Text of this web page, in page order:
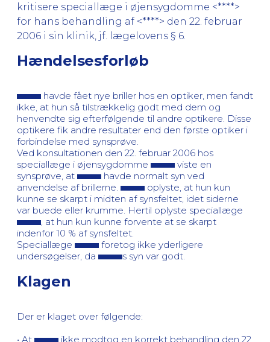
kritisere speciallæge i øjensygdomme <****>
for hans behandling af <****> den 22. februar
2006 i sin klinik, jf. lægelovens § 6.
Hændelsesforløb
havde fået nye briller hos en optiker, men fandt
ikke, at hun så tilstrækkelig godt med dem og
henvendte sig efterfølgende til andre optikere. Disse
optikere fik andre resultater end den første optiker i
forbindelse med synsprøve.
Ved konsultationen den 22. februar 2006 hos
speciallæge i øjensygdomme
viste en
synsprøve, at
havde normalt syn ved
anvendelse af brillerne.
oplyste, at hun kun
kunne se skarpt i midten af synsfeltet, idet siderne
var buede eller krumme. Hertil oplyste speciallæge
, at hun kun kunne forvente at se skarpt
indenfor 10 % af synsfeltet.
Speciallæge
foretog ikke yderligere
undersøgelser, da
s syn var godt.
Klagen
Der er klaget over følgende:
• At
ikke modtog en korrekt behandling den 22.